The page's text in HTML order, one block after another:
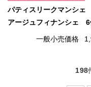
パティスリークマンシェ
アージュフィナンシェ 6
一般小売価格
198